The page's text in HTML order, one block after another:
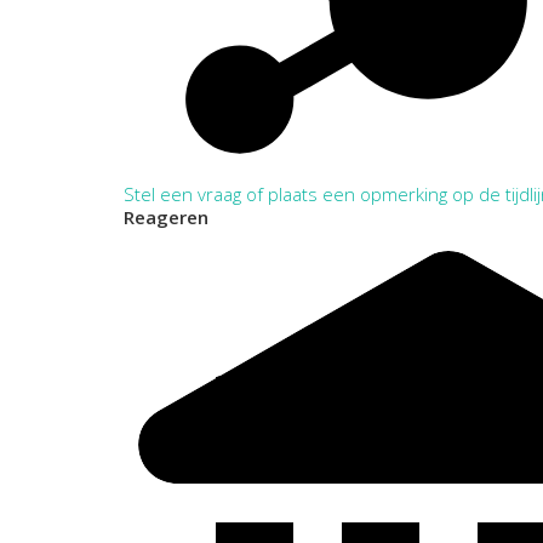
Stel een vraag of plaats een opmerking op de
Reageren